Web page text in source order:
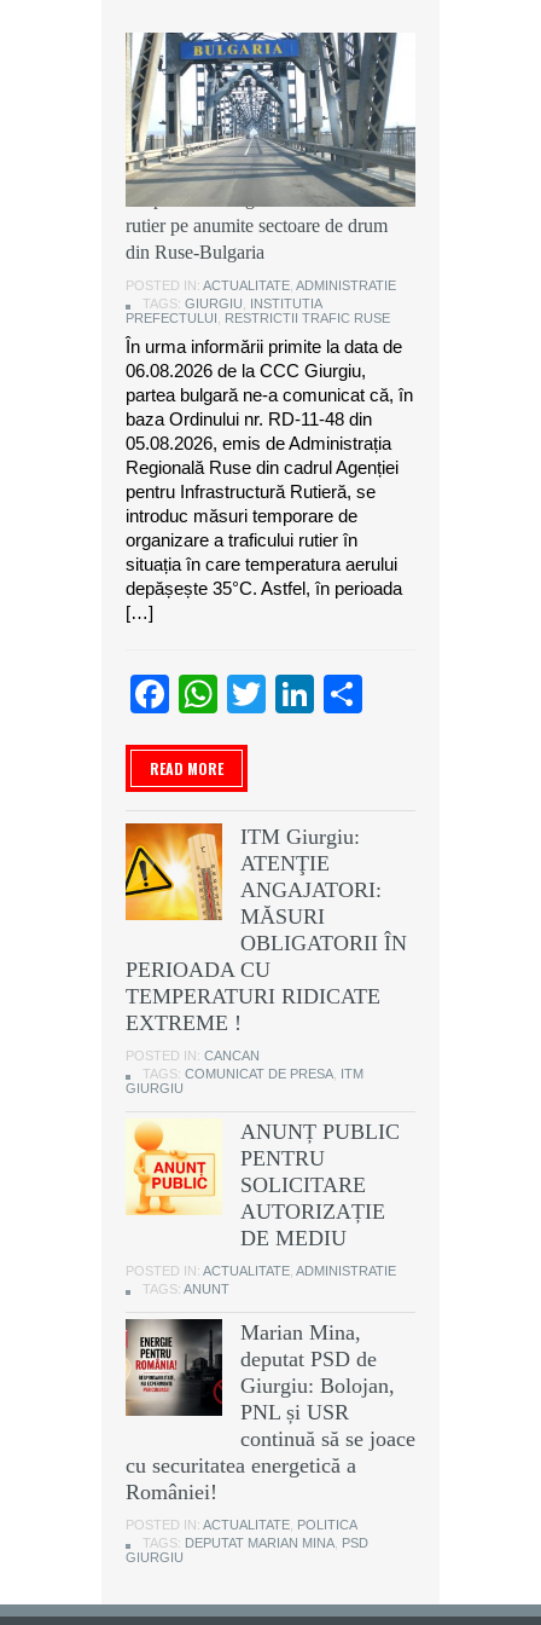
Instituția Prefectului: Măsuri
temporare de organizare a traficului
rutier pe anumite sectoare de drum
din Ruse-Bulgaria
POSTED IN: ACTUALITATE ADMINISTRATIE
TAGS: GIURGIU
INSTITUTIA
PREFECTULUI
RESTRICTII TRAFIC RUSE
În urma informării primite la data de
06.08.2026 de la CCC Giurgiu,
partea bulgară ne-a comunicat că, în
baza Ordinului nr. RD-11-48 din
05.08.2026, emis de Administrația
Regională Ruse din cadrul Agenției
pentru Infrastructură Rutieră, se
introduc măsuri temporare de
organizare a traficului rutier în
situația în care temperatura aerului
depășește 35°C. Astfel, în perioada
[…]
Facebook
WhatsApp
TwitterLinkedIn
READ MORE
ITM Giurgiu:
ATENŢIE
ANGAJATORI:
MĂSURI
OBLIGATORII ÎN
PERIOADA CU
TEMPERATURI RIDICATE
EXTREME !
POSTED IN: CANCAN
TAGS: COMUNICAT DE PRESA
ITM
GIURGIU
ANUNȚ PUBLIC
PENTRU
SOLICITARE
AUTORIZAȚIE
DE MEDIU
POSTED IN: ACTUALITATE ADMINISTRATIE
TAGS: ANUNT
Marian Mina,
deputat PSD de
Giurgiu: Bolojan,
PNL și USR
continuă să se joace
cu securitatea energetică a
României!
POSTED IN: ACTUALITATE
POLITICA
TAGS: DEPUTAT MARIAN MINA
PSD
GIURGIU